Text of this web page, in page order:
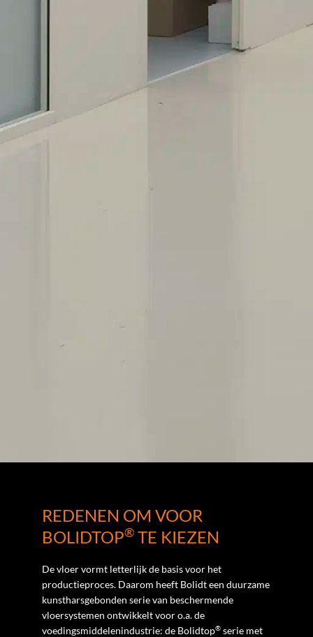
REDENEN OM VOOR
BOLIDTOP® TE KIEZEN
De vloer vormt letterlijk de basis voor het
productieproces. Daarom heeft Bolidt een duurzame
kunstharsgebonden serie van beschermende
vloersystemen ontwikkelt voor o.a. de
voedingsmiddelenindustrie: de Bolidtop® serie met